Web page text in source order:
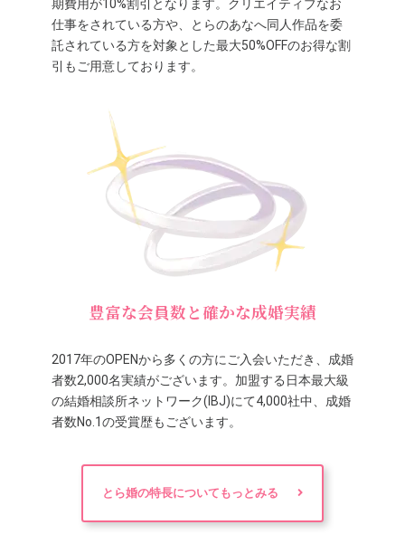
期費用が10%割引となります。クリエイティブなお
仕事をされている方や、とらのあなへ同人作品を委
託されている方を対象とした最大50%OFFのお得な割
引もご用意しております。
豊富な会員数と確かな成婚実績
2017年のOPENから多くの方にご入会いただき、成婚
者数2,000名実績がございます。加盟する日本最大級
の結婚相談所ネットワーク(IBJ)にて4,000社中、成婚
者数No.1の受賞歴もございます。
とら婚の特長についてもっとみる